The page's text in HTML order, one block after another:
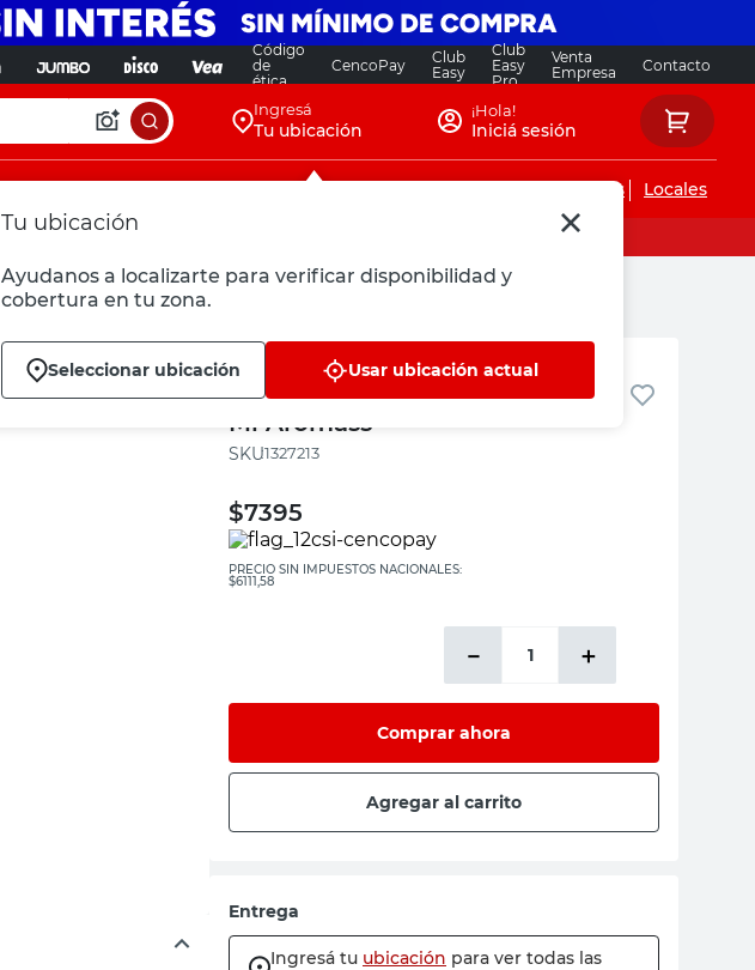
Código
de
ética
CencoPay
Club
Easy
Club
Easy
Pro
Venta
Empresa
Contacto
Ingresá
Tu ubicación
Tu ubicación
Ayudanos a localizarte para verificar disponibilidad y
cobertura en tu zona.
Seleccionar ubicación Usar ubicación actual
¡Hola!
Iniciá sesión
Servicios de instalaciones Locales
Aromass
Difusor Ambiental Bubble 125
Ml Aromass
:1327213
$7395
PRECIO SIN IMPUESTOS NACIONALES:
$6111,58
＋
－
Comprar ahora
Agregar al carrito
Entrega
Ingresá tu ubicación para ver todas las